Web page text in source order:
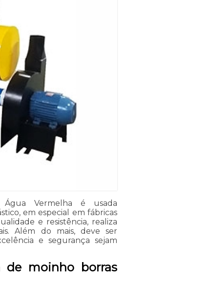
Vermelha é usada
em especial em fábricas
e resistência, realiza
Além do mais, deve ser
e segurança sejam
de moinho borras